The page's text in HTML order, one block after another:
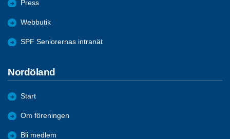
Press
Webbutik
SPF Seniorernas intranät
Nordöland
Start
Om föreningen
Bli medlem